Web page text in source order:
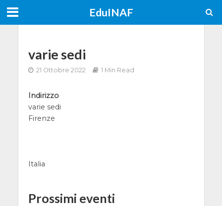
EduINAF
varie sedi
21 Ottobre 2022 1 Min Read
Indirizzo
varie sedi
Firenze
Italia
Prossimi eventi